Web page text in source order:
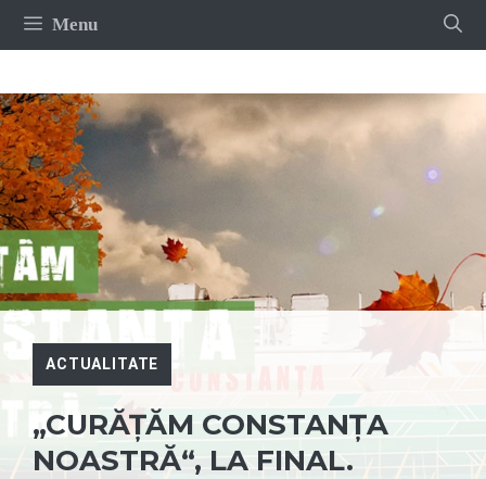
Sari
Menu
ACTUALITATE
„CURĂȚĂM CONSTANȚA
NOASTRĂ“, LA FINAL.